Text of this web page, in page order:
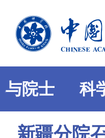
与院士 科
新疆分院